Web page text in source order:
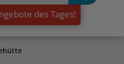
des Tages!